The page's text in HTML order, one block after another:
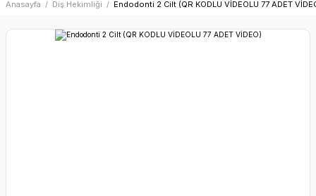
Anasayfa Diş Hekimliği Endodonti 2 Cilt (QR KODLU VİDEOLU 77 ADET